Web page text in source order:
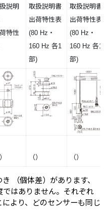
説明
特性
取扱説明書
出荷特性表
(80 Hz・
160 Hz 各1
部)
取扱説明書
出荷特性表
(80 Hz・
160 Hz 各1
部)
（） （）
（個体差）があります、
はありません。それぞれ
より、どのセンサーも同じ